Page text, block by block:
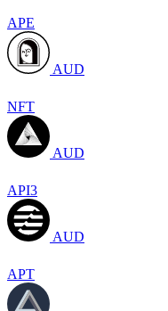
APE
AUD
NFT
AUD
API3
AUD
APT